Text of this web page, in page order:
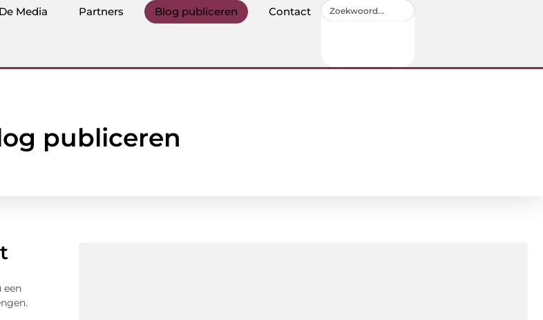
Media Partners Blog publiceren Contact
publiceren
een